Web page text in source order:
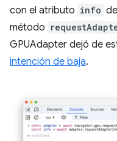
con el atributo info
método
GPUAdapter dejó de
intención de baja.